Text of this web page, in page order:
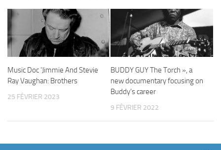
Music Doc ‘Jimmie And Stevie
Ray Vaughan: Brothers
25 FÉVRIER 2023
BUDDY GUY The Torch », a
new documentary focusing on
Buddy’s career
9 FÉVRIER 2022